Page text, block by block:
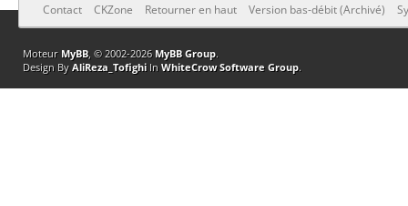
Contact CKZone Retourner en haut Version bas-débit (Archivé)
Moteur MyBB, © 2002-2026 MyBB Group.
Design By AliReza_TofighiIn WhiteCrow Software Group.